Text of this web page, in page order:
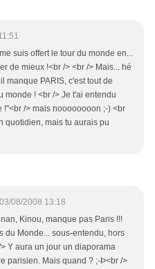
suis offert le tour du monde en...
de mieux !<br /> <br /> Mais... hé
manque PARIS, c'est tout de
monde ! <br /> Je t'ai entendu
/> mais noooooooon ;-) <br
quotidien, mais tu aurais pu
03/08/2008 13:18
Kinou, manque pas Paris !!!
du Monde... sous-entendu, hors
Y aura un jour un diaporama
parisien. Mais quand ? ;-Þ<br />